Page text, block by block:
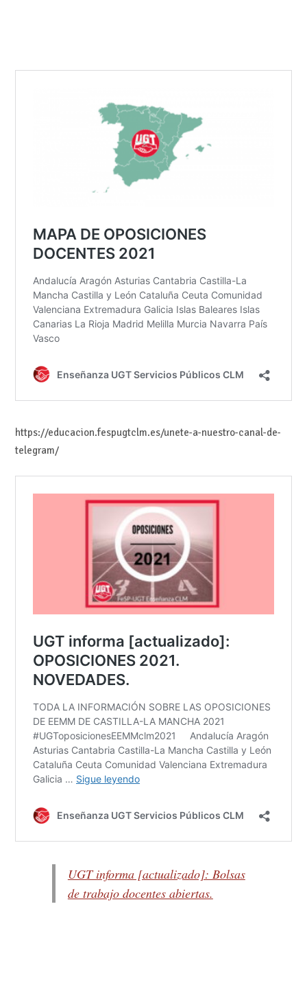
https://educacion.fespugtclm.es/unete-a-nuestro-canal-de-
telegram/
UGT informa [actualizado]: Bolsas
de trabajo docentes abiertas.